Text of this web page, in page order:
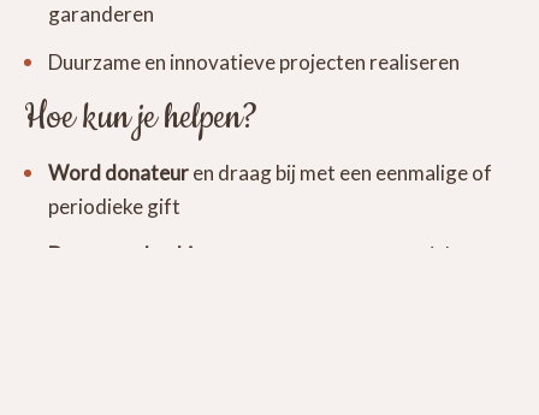
garanderen
Duurzame en innovatieve projecten realiseren
Hoe kun je helpen?
Word donateuren draag bij met een eenmalige of
periodieke gift
Doe een schenking
en steun ons met materialen,